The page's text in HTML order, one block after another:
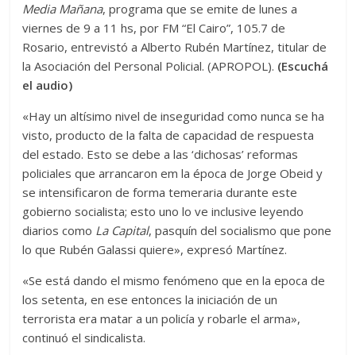
Media Mañana, programa que se emite de lunes a
viernes de 9 a 11 hs, por FM “El Cairo”, 105.7 de
Rosario, entrevistó a Alberto Rubén Martínez, titular de
la Asociación del Personal Policial. (APROPOL). (Escuchá
el audio)
«Hay un altísimo nivel de inseguridad como nunca se ha
visto, producto de la falta de capacidad de respuesta
del estado. Esto se debe a las ‘dichosas’ reformas
policiales que arrancaron em la época de Jorge Obeid y
se intensificaron de forma temeraria durante este
gobierno socialista; esto uno lo ve inclusive leyendo
diarios como La Capital, pasquín del socialismo que pone
lo que Rubén Galassi quiere», expresó Martínez.
«Se está dando el mismo fenómeno que en la epoca de
los setenta, en ese entonces la iniciación de un
terrorista era matar a un policía y robarle el arma»,
continuó el sindicalista.